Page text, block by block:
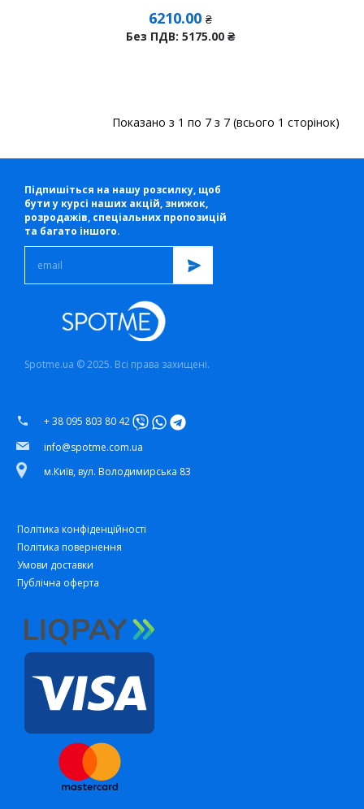
6210.00 ₴
Без ПДВ: 5175.00 ₴
Показано з 1 по 7 з 7 (всього 1 сторінок)
Підпишіться на нашу розсилку, щоб
бути у курсі наших акцій, знижок,
розродажів, спеціальних пропозицій
та багато іншого.
Spotme.ua © 2025. Всі права захищені.
+ 38 095 803 80 42
info@spotme.com.ua
м.Київ, вул. Володимирська 83
Політика конфіденційності
Політика повернення
Умови доставки
Публічна оферта